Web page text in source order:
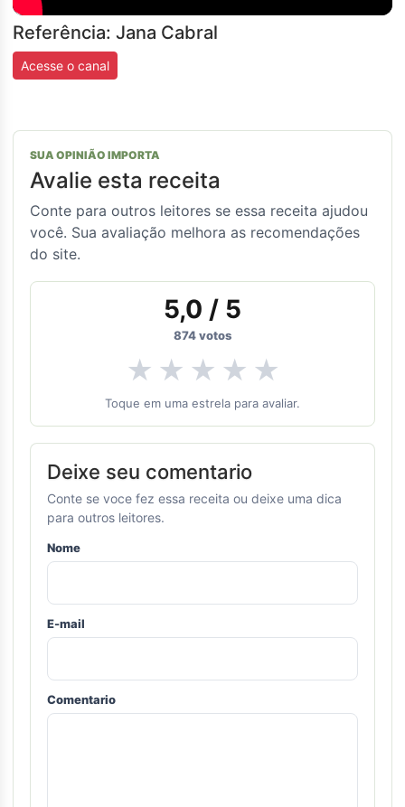
Referência: Jana Cabral
Acesse o canal
SUA OPINIÃO IMPORTA
Avalie esta receita
Conte para outros leitores se essa receita ajudou
você. Sua avaliação melhora as recomendações
do site.
5,0 / 5
874votos
★ ★ ★ ★ ★
Toque em uma estrela para avaliar.
Deixe seu comentario
Conte se voce fez essa receita ou deixe uma dica
para outros leitores.
Nome
E-mail
Comentario